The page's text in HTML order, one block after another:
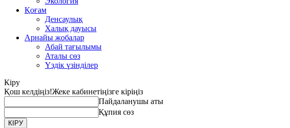
Қоғам
Денсаулық
Халық дауысы
Арнайы жобалар
Абай тағылымы
Аталы сөз
Үздік үзінділер
Кіру
Қош келдіңіз!Жеке кабинетіңізге кіріңіз
Пайдаланушы аты
Құпия сөз